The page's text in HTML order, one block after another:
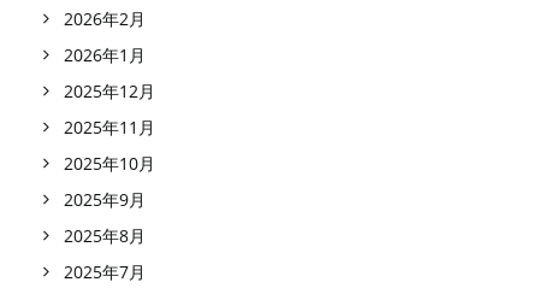
2026年2月
2026年1月
2025年12月
2025年11月
2025年10月
2025年9月
2025年8月
2025年7月